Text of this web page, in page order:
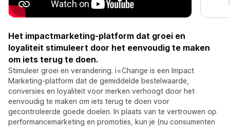
Het impactmarketing-platform dat groei en
loyaliteit stimuleert door het eenvoudig te maken
om iets terug te doen.
Stimuleer groei en verandering. i=Change is een Impact
Marketing-platform dat de gemiddelde bestelwaarde,
conversies en loyaliteit voor merken verhoogt door het
eenvoudig te maken om iets terug te doen voor
gecontroleerde goede doelen. In plaats van te vertrouwen op
performancemarketing en promoties, kun je (nu consumenten